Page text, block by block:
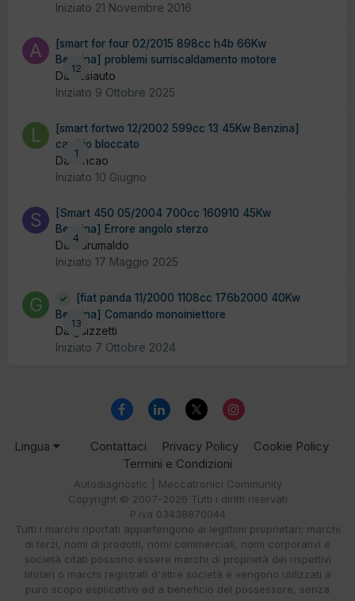
Iniziato 21 Novembre 2016
12
[smart for four 02/2015 898cc h4b 66Kw
Benzina] problemi surriscaldamento motore
Da assiauto
Iniziato 9 Ottobre 2025
1
[smart fortwo 12/2002 599cc 13 45Kw Benzina]
cambio bloccato
Da loncao
Iniziato 10 Giugno
4
[Smart 450 05/2004 700cc 160910 45Kw
Benzina] Errore angolo sterzo
Da Sdrumaldo
Iniziato 17 Maggio 2025
13
[fiat panda 11/2000 1108cc 176b2000 40Kw
Benzina] Comando monoiniettore
Da guizzetti
Iniziato 7 Ottobre 2024
Lingua Contattaci Privacy Policy
Cookie Policy
Termini e Condizioni
Autodiagnostic | Meccatronici Community
Copyright © 2007-2026 Tutti i diritti riservati
P.iva 03438870044
Tutti i marchi riportati appartengono ai legittimi proprietari; marchi
di terzi, nomi di prodotti, nomi commerciali, nomi corporativi e
società citati possono essere marchi di proprietà dei rispettivi
titolari o marchi registrati d'altre società e vengono utilizzati a
puro scopo esplicativo ed a beneficio del possessore, senza